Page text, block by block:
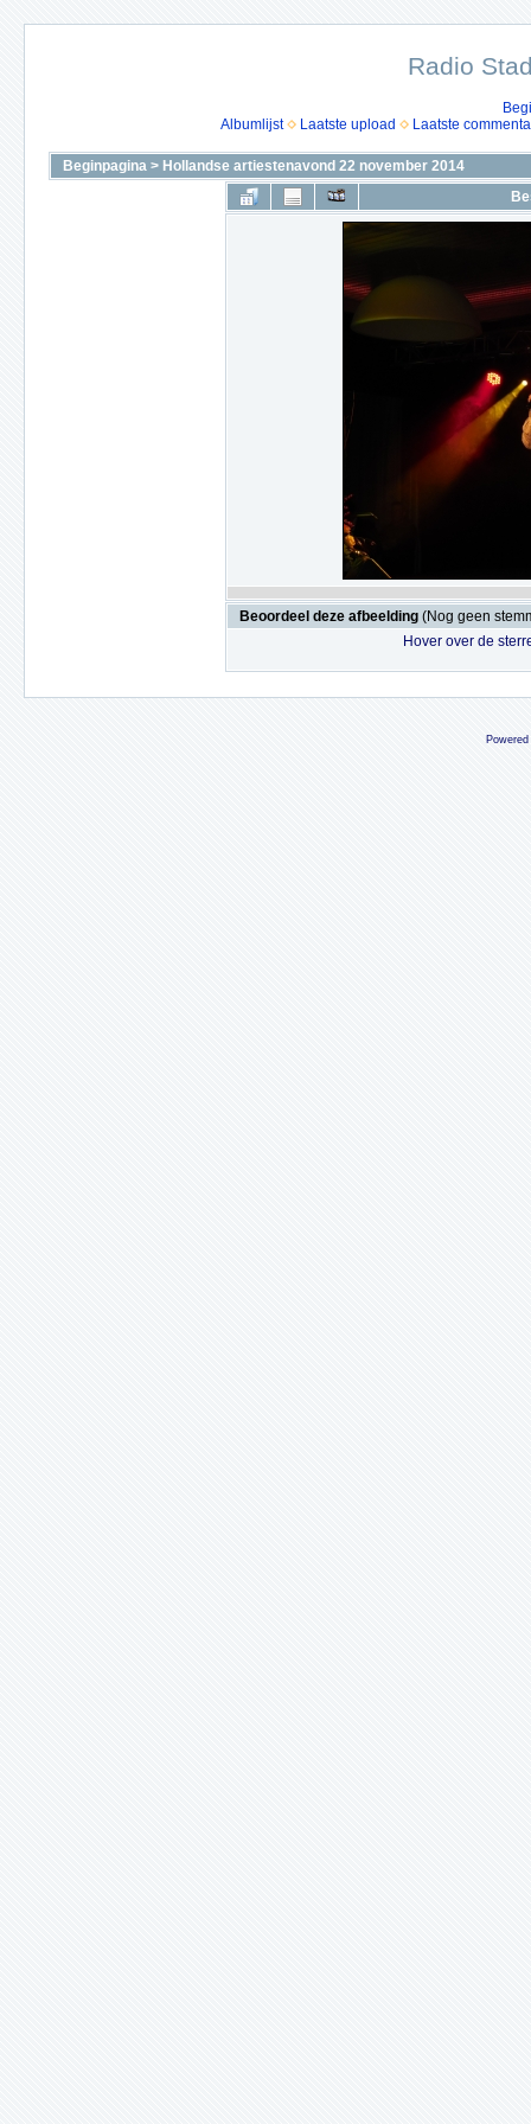
Radio
Albumlijst
Laatste upload Laatste
Beginpagina > Hollandse artiestenavond 22 november 2014
Beoordeel deze afbeelding (Nog geen
Hover over de